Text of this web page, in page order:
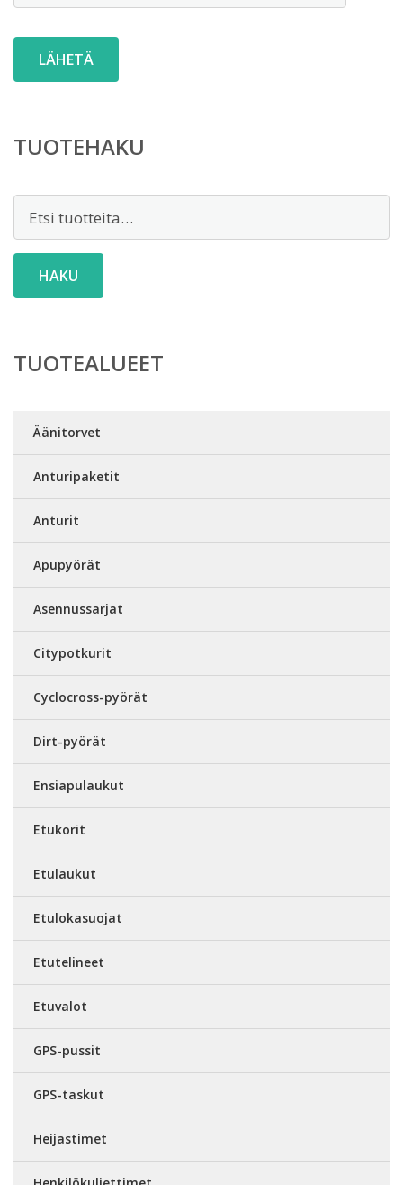
TUOTEHAKU
HAKU
TUOTEALUEET
Äänitorvet
Anturipaketit
Anturit
Apupyörät
Asennussarjat
Citypotkurit
Cyclocross-pyörät
Dirt-pyörät
Ensiapulaukut
Etukorit
Etulaukut
Etulokasuojat
Etutelineet
Etuvalot
GPS-pussit
GPS-taskut
Heijastimet